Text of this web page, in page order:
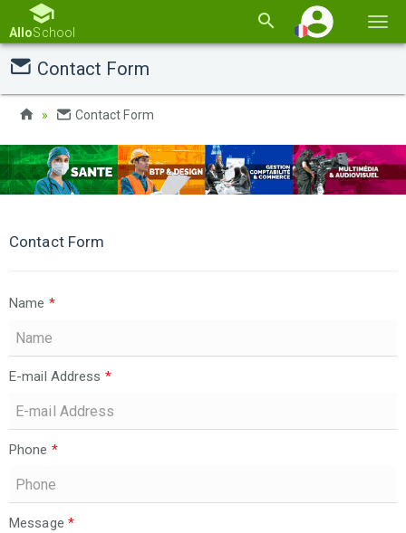
la
AlloSchool
Contact Form
Contact Form
Contact Form
Name *
E-mail Address *
Phone *
Message *